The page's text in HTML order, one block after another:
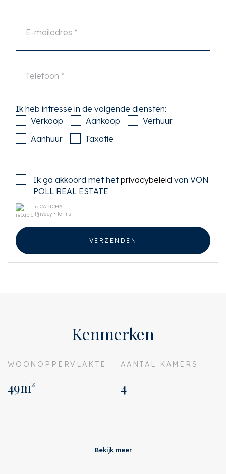
Ik heb intresse in de volgende diensten:
Verkoop
Aankoop
Verhuur
Aanhuur
Taxatie
Ik ga akkoord met hetprivacybeleid van VON
POLL REAL ESTATE
reCAPTCHA
Privacy • Terms
VERZENDEN
Kenmerken
WOONOPPERVLAKTE
49m²
AANTAL KAMERS
4
Bekijk meer